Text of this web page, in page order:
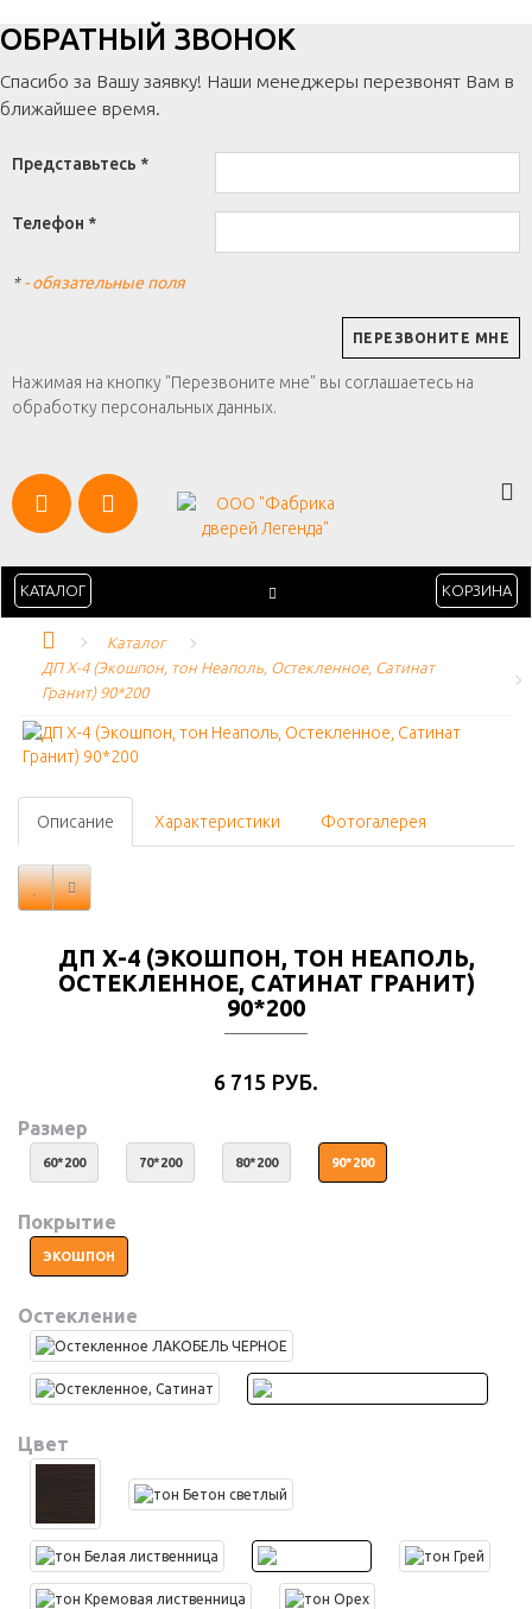
ОБРАТНЫЙ ЗВОНОК
Спасибо за Вашу заявку! Наши менеджеры перезвонят Вам в
ближайшее время.
Представьтесь *
Телефон *
*- обязательные поля
Нажимая на кнопку "Перезвоните мне" вы соглашаетесь на
обработку персональных данных.
КАТАЛОГ КОРЗИНА
Каталог
ДП Х-4 (Экошпон, тон Неаполь, Остекленное, Сатинат
Гранит) 90*200
Описание Характеристики Фотогалерея
ДП Х-4 (ЭКОШПОН, ТОН НЕАПОЛЬ,
ОСТЕКЛЕННОЕ, САТИНАТ ГРАНИТ)
90*200
6 715 РУБ.
Размер
60*200 70*200 80*200 90*200
Покрытие
ЭКОШПОН
Остекление
Цвет